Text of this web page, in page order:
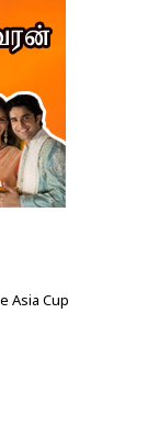
Asia Cup